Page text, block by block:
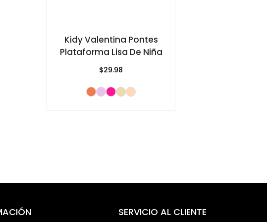
Kidy Valentina Pontes
Plataforma Lisa De Niña
$29.98
SERVICIO AL CLIENTE